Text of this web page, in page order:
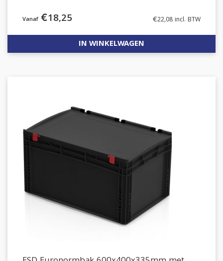
€18,25 €22,08 incl. BTW
IN WINKELWAGEN